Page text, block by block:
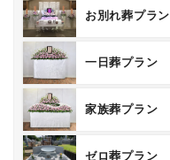
お別れ葬プラン
一日葬プラン
家族葬プラン
ゼロ葬プラン